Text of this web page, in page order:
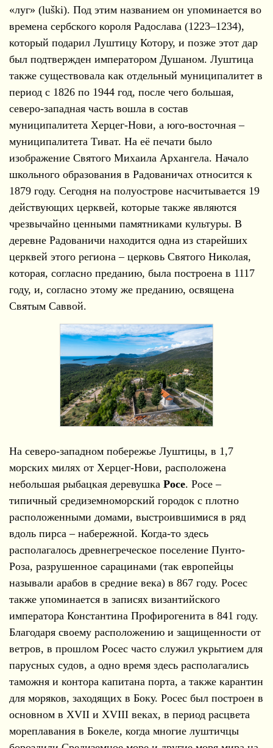
«луг» (luški). Под этим названием он упоминается во
времена сербского короля Радослава (1223–1234),
который подарил Луштицу Котору, и позже этот дар
был подтвержден императором Душаном. Луштица
также существовала как отдельный муниципалитет в
период с 1826 по 1944 год, после чего большая,
северо-западная часть вошла в состав
муниципалитета Херцег-Нови, а юго-восточная –
муниципалитета Тиват. На её печати было
изображение Святого Михаила Архангела. Начало
школьного образования в Радованичах относится к
1879 году. Сегодня на полуострове насчитывается 19
действующих церквей, которые также являются
чрезвычайно ценными памятниками культуры. В
деревне Радованичи находится одна из старейших
церквей этого региона – церковь Святого Николая,
которая, согласно преданию, была построена в 1117
году, и, согласно этому же преданию, освящена
Святым Саввой.
На северо-западном побережье Луштицы, в 1,7
морских милях от Херцег-Нови, расположена
небольшая рыбацкая деревушка Росе. Росе –
типичный средиземноморский городок с плотно
расположенными домами, выстроившимися в ряд
вдоль пирса – набережной. Когда-то здесь
располагалось древнегреческое поселение Пунто-
Роза, разрушенное сарацинами (так европейцы
называли арабов в средние века) в 867 году. Росес
также упоминается в записях византийского
императора Константина Профирогенита в 841 году.
Благодаря своему расположению и защищенности от
ветров, в прошлом Росес часто служил укрытием для
парусных судов, а одно время здесь располагались
таможня и контора капитана порта, а также карантин
для моряков, заходящих в Боку. Росес был построен в
основном в XVII и XVIII веках, в период расцвета
мореплавания в Бокеле, когда многие луштичцы